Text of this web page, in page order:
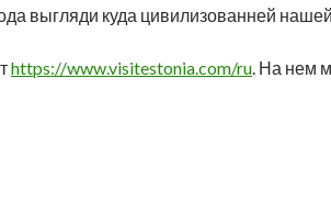
выгляди куда цивилизованней
https://www.visitestonia.com/ru. На нем